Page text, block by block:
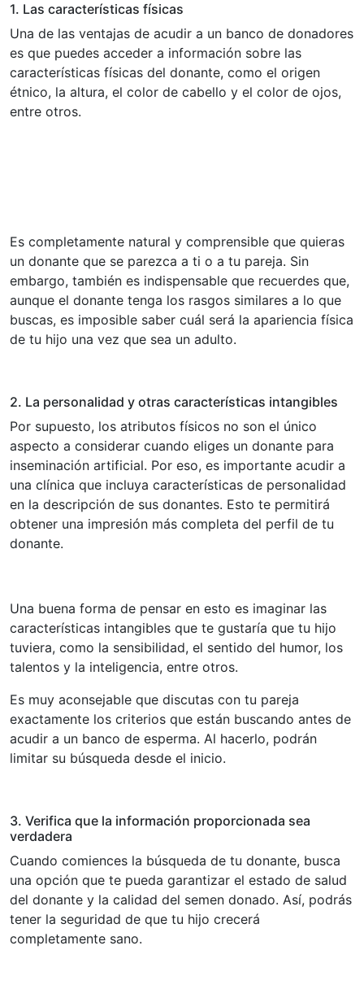
1. Las características físicas
Una de las ventajas de acudir a un banco de donadores
es que puedes acceder a información sobre las
características físicas del donante, como el origen
étnico, la altura, el color de cabello y el color de ojos,
entre otros.
Es completamente natural y comprensible que quieras
un donante que se parezca a ti o a tu pareja. Sin
embargo, también es indispensable que recuerdes que,
aunque el donante tenga los rasgos similares a lo que
buscas, es imposible saber cuál será la apariencia física
de tu hijo una vez que sea un adulto.
2. La personalidad y otras características intangibles
Por supuesto, los atributos físicos no son el único
aspecto a considerar cuando eliges un donante para
inseminación artificial. Por eso, es importante acudir a
una clínica que incluya características de personalidad
en la descripción de sus donantes. Esto te permitirá
obtener una impresión más completa del perfil de tu
donante.
Una buena forma de pensar en esto es imaginar las
características intangibles que te gustaría que tu hijo
tuviera, como la sensibilidad, el sentido del humor, los
talentos y la inteligencia, entre otros.
Es muy aconsejable que discutas con tu pareja
exactamente los criterios que están buscando antes de
acudir a un banco de esperma. Al hacerlo, podrán
limitar su búsqueda desde el inicio.
3. Verifica que la información proporcionada sea
verdadera
Cuando comiences la búsqueda de tu donante, busca
una opción que te pueda garantizar el estado de salud
del donante y la calidad del semen donado. Así, podrás
tener la seguridad de que tu hijo crecerá
completamente sano.